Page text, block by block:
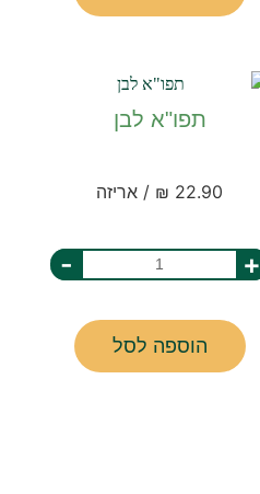
תפו"א לבן
22.90 ₪ / אריזה
+
-
הוספה לסל